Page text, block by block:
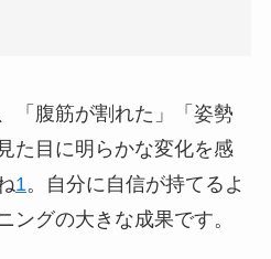
「腹筋が割れた」「姿勢
た目に明らかな変化を感
1。自分に自信が持てるよ
ングの大きな成果です。